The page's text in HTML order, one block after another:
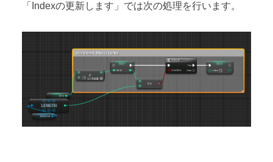
「Indexの更新します」では次の処理を行います。